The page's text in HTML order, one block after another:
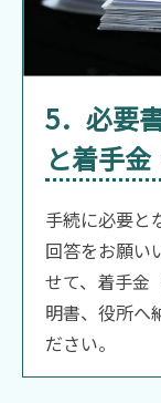
5．必要
と着手
手続に必要と
回答をお願い
せて、着手金
明書、役所へ
ださい。